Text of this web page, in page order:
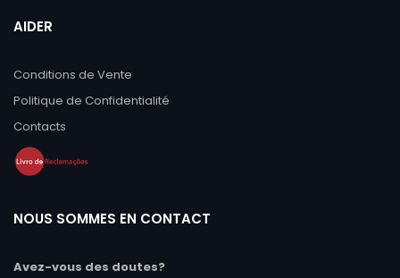
AIDER
Conditions de Vente
Politique de Confidentialité
Contacts
NOUS SOMMES EN CONTACT
Avez-vous des doutes?